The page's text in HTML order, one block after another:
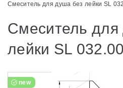
Смеситель для душа без лейки SL
Смеситель для
лейки SL
new